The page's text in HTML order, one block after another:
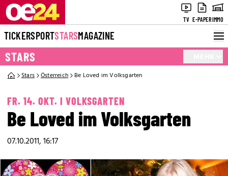
TV E-PAPERIMMO
TICKERSPORTSTARSMAGAZINE
STARS
Stars Österreich Be Loved im Volksgarten
FR. 14. OKT. I VOLKSGARTEN
Be Loved im Volksgarten
07.10.2011, 16:17